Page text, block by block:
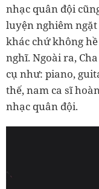
nhạc quân đội
luyện nghiêm
khác chứ không
nghĩ. Ngoài ra,
cụ như: piano,
thế, nam ca sĩ
nhạc quân đội.